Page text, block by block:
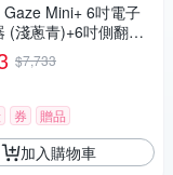
Gaze Mini+ 6吋電子
(淺蔥青)+6吋側翻保
$7,733
券 贈品
加入購物車